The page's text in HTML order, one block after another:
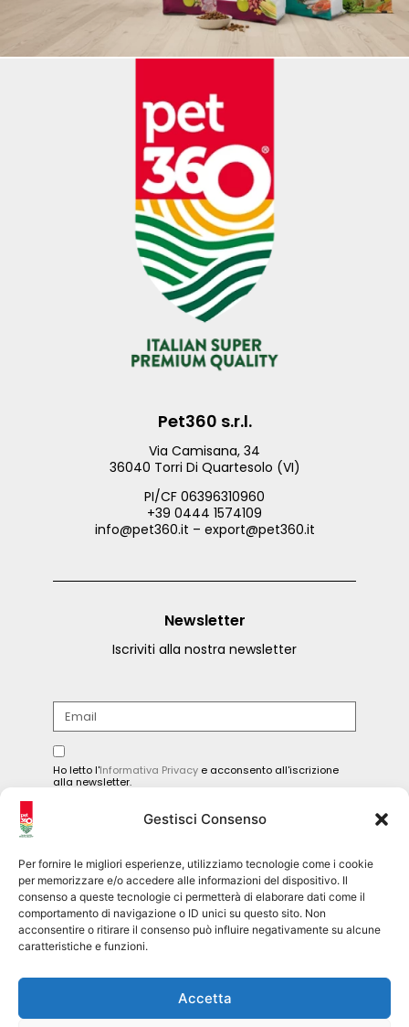
Gestisci Consenso
Per fornire le migliori esperienze, utilizziamo tecnologie come i cookie
per memorizzare e/o accedere alle informazioni del dispositivo. Il
consenso a queste tecnologie ci permetterà di elaborare dati come il
comportamento di navigazione o ID unici su questo sito. Non
acconsentire o ritirare il consenso può influire negativamente su alcune
caratteristiche e funzioni.
Accetta
Pet360 s.r.l.
Via Camisana, 34
36040 Torri Di Quartesolo (VI)
PI/CF 06396310960
+39 0444 1574109
info@pet360.it – export@pet360.it
Newsletter
Iscriviti alla nostra newsletter
Ho letto l'Informativa Privacy e acconsento all'iscrizione
alla newsletter.
INVIA
Seguici sui social
@pet360_official